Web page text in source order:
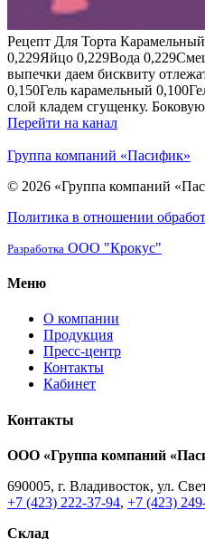
Рецепт Для Торта
0,229Яйцо 0,229Вода
выпечки даем бисквиту
0,150Гель карамельный
слой кладем сгущенку.
Перейти на канал
Группа компаний «Пасифик»
© 2026 «Группа компаний
Политика в отношении
Разработка ООО "Крокус"
Меню
О компании
Продукция
Пресс-центр
Контакты
Кабинет
Контакты
ООО «Группа компаний
690005, г. Владивосток, ул.
+7 (423) 222-37-94, +7 (423)
Склад